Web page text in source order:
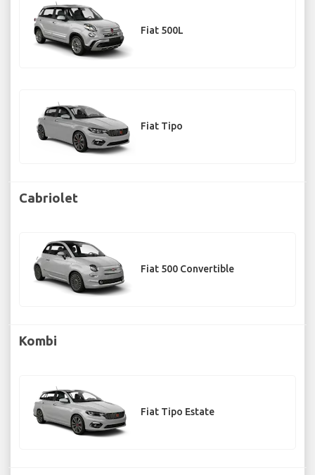
Fiat 500L
Fiat Tipo
Cabriolet
Fiat 500 Convertible
Kombi
Fiat Tipo Estate